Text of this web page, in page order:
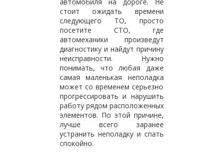
стоит ожидать времени
следующего ТО, просто
посетите СТО, где
автомеханики произведут
диагностику и найдут причину
неисправности. Нужно
понимать, что любая даже
самая маленькая неполадка
может со временем серьезно
прогрессировать и нарушить
работу рядом расположенных
элементов. По этой причине,
лучше всего заранее
устранить неполадку и спать
спокойно.